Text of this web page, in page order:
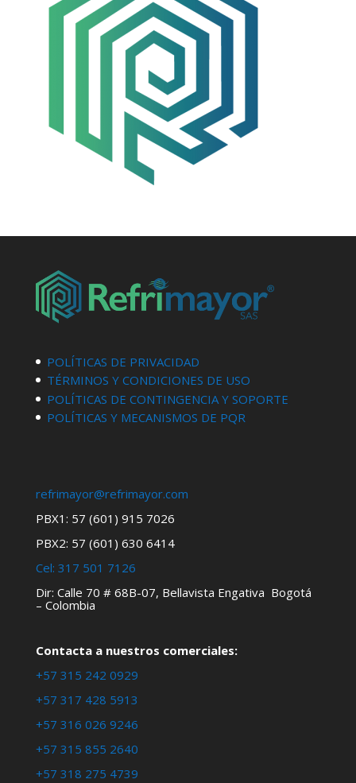
POLÍTICAS DE PRIVACIDAD
TÉRMINOS Y CONDICIONES DE USO
POLÍTICAS DE CONTINGENCIA Y SOPORTE
POLÍTICAS Y MECANISMOS DE PQR
refrimayor@refrimayor.com
PBX1: 57 (601) 915 7026
PBX2: 57 (601) 630 6414
Cel: 317 501 7126
Dir: Calle 70 # 68B-07, Bellavista Engativa Bogotá
– Colombia
Contacta a nuestros comerciales:
+57 315 242 0929
+57 317 428 5913
+57 316 026 9246
+57 315 855 2640
+57 318 275 4739